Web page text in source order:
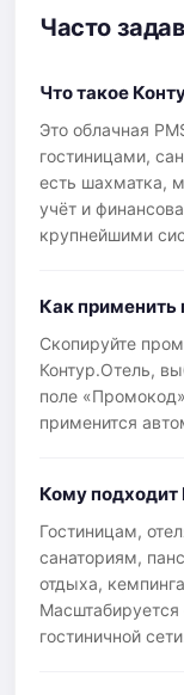
Часто
Что такое
Это облачная
гостиницами,
есть шахматка,
учёт и
крупнейшими
Как применить
Скопируйте
Контур.Отель,
поле
применится
Кому подходит
Гостиницам,
санаториям,
отдыха,
Масштабируется
гостиничной